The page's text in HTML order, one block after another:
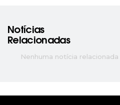
Notícias
Relacionadas
Nenhuma notícia relacionada